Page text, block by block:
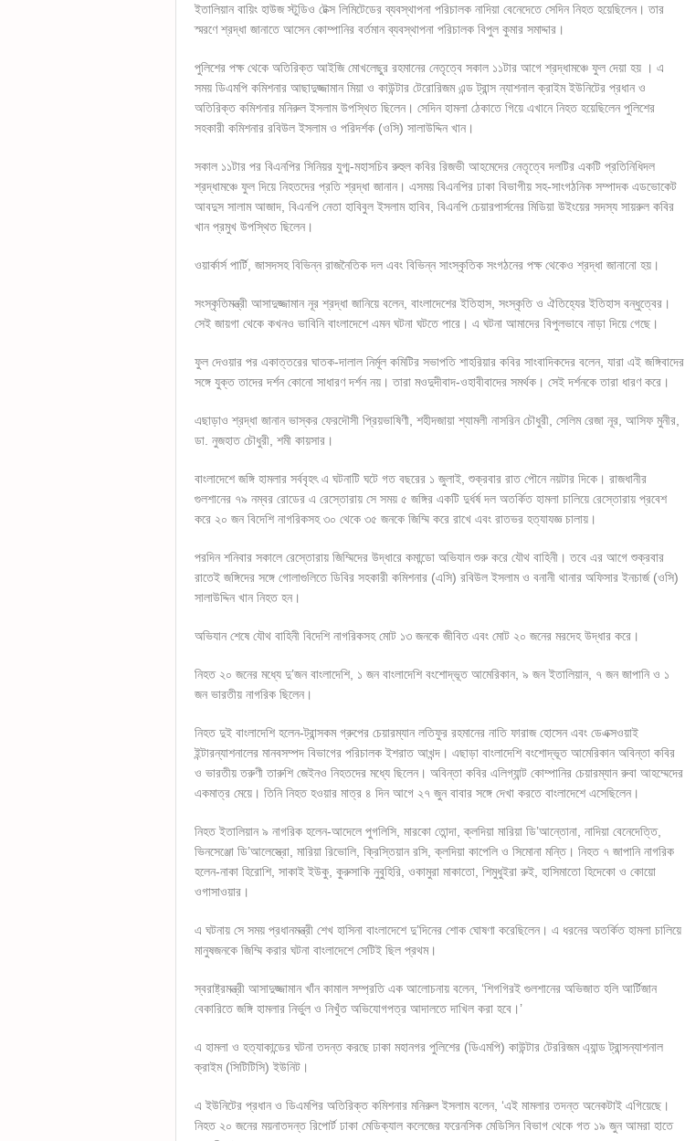
ইতালিয়ান বায়িং হাউজ স্টুডিও টেক্স লিমিটেডের ব্যবস্থাপনা পরিচালক নাদিয়া বেনেদেতে সেদিন নিহত হয়েছিলেন। তার
স্মরণে শ্রদ্ধা জানাতে আসেন কোম্পানির বর্তমান ব্যবস্থাপনা পরিচালক বিপুল কুমার সমাদ্দার।
পুলিশের পক্ষ থেকে অতিরিক্ত আইজি মোখলেছুর রহমানের নেতৃত্বে সকাল ১১টার আগে শ্রদ্ধামঞ্চে ফুল দেয়া হয় । এ
সময় ডিএমপি কমিশনার আছাদুজ্জামান মিয়া ও কাউন্টার টেরোরিজম এন্ড ট্রান্স ন্যাশনাল ক্রাইম ইউনিটের প্রধান ও
অতিরিক্ত কমিশনার মনিরুল ইসলাম উপস্থিত ছিলেন। সেদিন হামলা ঠেকাতে গিয়ে এখানে নিহত হয়েছিলেন পুলিশের
সহকারী কমিশনার রবিউল ইসলাম ও পরিদর্শক (ওসি) সালাউদ্দিন খান।
সকাল ১১টার পর বিএনপির সিনিয়র যুগ্ম-মহাসচিব রুহুল কবির রিজভী আহমেদের নেতৃত্বে দলটির একটি প্রতিনিধিদল
শ্রদ্ধামঞ্চে ফুল দিয়ে নিহতদের প্রতি শ্রদ্ধা জানান। এসময় বিএনপির ঢাকা বিভাগীয় সহ-সাংগঠনিক সম্পাদক এডভোকেট
আবদুস সালাম আজাদ, বিএনপি নেতা হাবিবুল ইসলাম হাবিব, বিএনপি চেয়ারপার্সনের মিডিয়া উইংয়ের সদস্য সায়রুল কবির
খান প্রমুখ উপস্থিত ছিলেন।
ওয়ার্কার্স পার্টি, জাসদসহ বিভিন্ন রাজনৈতিক দল এবং বিভিন্ন সাংস্কৃতিক সংগঠনের পক্ষ থেকেও শ্রদ্ধা জানানো হয়।
সংস্কৃতিমন্ত্রী আসাদুজ্জামান নূর শ্রদ্ধা জানিয়ে বলেন, বাংলাদেশের ইতিহাস, সংস্কৃতি ও ঐতিহ্যের ইতিহাস বন্ধুত্বের।
সেই জায়গা থেকে কখনও ভাবিনি বাংলাদেশে এমন ঘটনা ঘটতে পারে। এ ঘটনা আমাদের বিপুলভাবে নাড়া দিয়ে গেছে।
ফুল দেওয়ার পর একাত্তরের ঘাতক-দালাল নির্মূল কমিটির সভাপতি শাহরিয়ার কবির সাংবাদিকদের বলেন, যারা এই জঙ্গিবাদের
সঙ্গে যুক্ত তাদের দর্শন কোনো সাধারণ দর্শন নয়। তারা মওদুদীবাদ-ওহাবীবাদের সমর্থক। সেই দর্শনকে তারা ধারণ করে।
এছাড়াও শ্রদ্ধা জানান ভাস্কর ফেরদৌসী প্রিয়ভাষিণী, শহীদজায়া শ্যামলী নাসরিন চৌধুরী, সেলিম রেজা নূর, আসিফ মুনীর,
ডা. নুজহাত চৌধুরী, শমী কায়সার।
বাংলাদেশে জঙ্গি হামলার সর্ববৃহৎ এ ঘটনাটি ঘটে গত বছরের ১ জুলাই, শুক্রবার রাত পৌনে নয়টার দিকে। রাজধানীর
গুলশানের ৭৯ নম্বর রোডের এ রেস্তোরায় সে সময় ৫ জঙ্গির একটি দুর্ধর্ষ দল অতর্কিত হামলা চালিয়ে রেস্তোরায় প্রবেশ
করে ২০ জন বিদেশি নাগরিকসহ ৩০ থেকে ৩৫ জনকে জিম্মি করে রাখে এবং রাতভর হত্যাযজ্ঞ চালায়।
পরদিন শনিবার সকালে রেস্তোরায় জিম্মিদের উদ্ধারে কমান্ডো অভিযান শুরু করে যৌথ বাহিনী। তবে এর আগে শুক্রবার
রাতেই জঙ্গিদের সঙ্গে গোলাগুলিতে ডিবির সহকারী কমিশনার (এসি) রবিউল ইসলাম ও বনানী থানার অফিসার ইনচার্জ (ওসি)
সালাউদ্দিন খান নিহত হন।
অভিযান শেষে যৌথ বাহিনী বিদেশি নাগরিকসহ মোট ১৩ জনকে জীবিত এবং মোট ২০ জনের মরদেহ উদ্ধার করে।
নিহত ২০ জনের মধ্যে দু’জন বাংলাদেশি, ১ জন বাংলাদেশি বংশোদ্ভূত আমেরিকান, ৯ জন ইতালিয়ান, ৭ জন জাপানি ও ১
জন ভারতীয় নাগরিক ছিলেন।
নিহত দুই বাংলাদেশি হলেন-ট্রান্সকম গ্রুপের চেয়ারম্যান লতিফুর রহমানের নাতি ফারাজ হোসেন এবং ডেএক্সওয়াই
ইন্টারন্যাশনালের মানবসম্পদ বিভাগের পরিচালক ইশরাত আখন্দ। এছাড়া বাংলাদেশি বংশোদ্ভূত আমেরিকান অবিন্তা কবির
ও ভারতীয় তরুণী তারুশি জেইনও নিহতদের মধ্যে ছিলেন। অবিন্তা কবির এলিগ্যান্ট কোম্পানির চেয়ারম্যান রুবা আহম্মেদের
একমাত্র মেয়ে। তিনি নিহত হওয়ার মাত্র ৪ দিন আগে ২৭ জুন বাবার সঙ্গে দেখা করতে বাংলাদেশে এসেছিলেন।
নিহত ইতালিয়ান ৯ নাগরিক হলেন-আদেলে পুগলিসি, মারকো তোন্দা, ক্লদিয়া মারিয়া ডি’আন্তোনা, নাদিয়া বেনেদেত্তি,
ভিনসেঞ্জো ডি’আলেস্ত্রো, মারিয়া রিভোলি, ক্রিস্তিয়ান রসি, ক্লদিয়া কাপেলি ও সিমোনা মন্তি। নিহত ৭ জাপানি নাগরিক
হলেন-নাকা হিরোশি, সাকাই ইউকু, কুরুসাকি নুবুহিরি, ওকামুরা মাকাতো, শিমুধুইরা রুই, হাসিমাতো হিদেকো ও কোয়ো
ওগাসাওয়ার।
এ ঘটনায় সে সময় প্রধানমন্ত্রী শেখ হাসিনা বাংলাদেশে দু’দিনের শোক ঘোষণা করেছিলেন। এ ধরনের অতর্কিত হামলা চালিয়ে
মানুষজনকে জিম্মি করার ঘটনা বাংলাদেশে সেটিই ছিল প্রথম।
স্বরাষ্ট্রমন্ত্রী আসাদুজ্জামান খাঁন কামাল সম্প্রতি এক আলোচনায় বলেন, ‘শিগগিরই গুলশানের অভিজাত হলি আর্টিজান
বেকারিতে জঙ্গি হামলার নির্ভুল ও নিখুঁত অভিযোগপত্র আদালতে দাখিল করা হবে।’
এ হামলা ও হত্যাকান্ডের ঘটনা তদন্ত করছে ঢাকা মহানগর পুলিশের (ডিএমপি) কাউন্টার টেররিজম এ্যান্ড ট্রান্সন্যাশনাল
ক্রাইম (সিটিটিসি) ইউনিট।
এ ইউনিটের প্রধান ও ডিএমপির অতিরিক্ত কমিশনার মনিরুল ইসলাম বলেন, ‘এই মামলার তদন্ত অনেকটাই এগিয়েছে।
নিহত ২০ জনের ময়নাতদন্ত রিপোর্ট ঢাকা মেডিক্যাল কলেজের ফরেনসিক মেডিসিন বিভাগ থেকে গত ১৯ জুন আমরা হাতে